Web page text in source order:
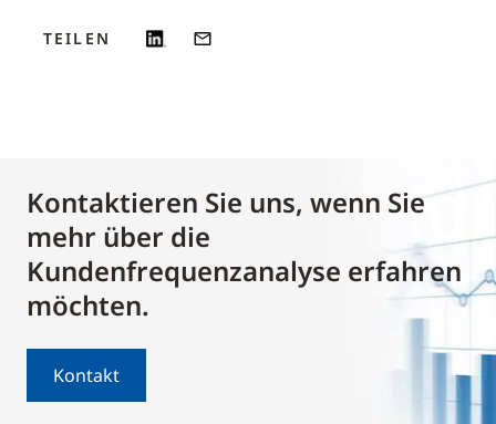
TEILEN
Kontaktieren Sie uns, wenn Sie
mehr über die
Kundenfrequenzanalyse erfahren
möchten.
Kontakt